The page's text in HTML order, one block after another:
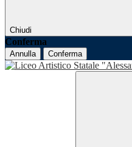
Chiudi
Conferma
Annulla Conferma